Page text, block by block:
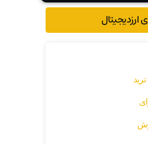
ارزدیجیتال